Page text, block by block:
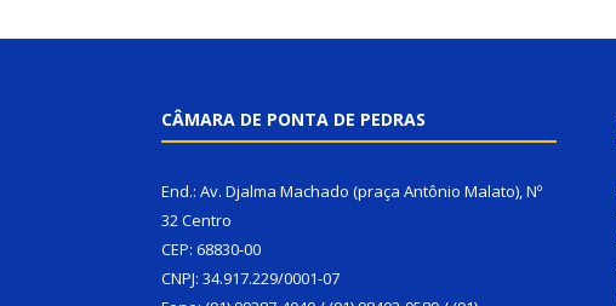
CÂMARA DE PONTA DE PEDRAS
End.: Av. Djalma Machado (praça Antônio Malato), Nº
32 Centro
CEP: 68830-00
CNPJ: 34.917.229/0001-07